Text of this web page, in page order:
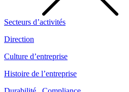
Secteurs d’activités
Direction
Culture d’entreprise
Histoire de l’entreprise